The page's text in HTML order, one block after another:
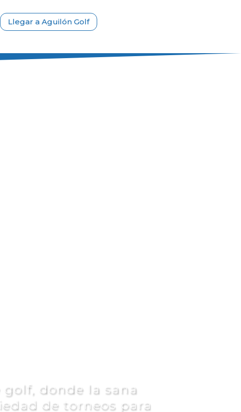
Llegar a Aguilón Golf
donde la sana
de torneos para